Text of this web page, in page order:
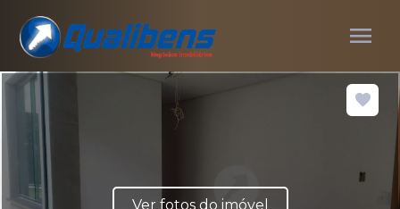
menu
Ver fotos do imóvel